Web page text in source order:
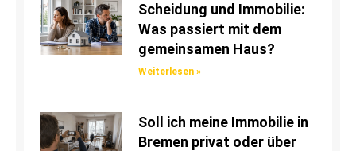
Scheidung und Immobilie:
Was passiert mit dem
gemeinsamen Haus?
Weiterlesen »
Soll ich meine Immobilie in
Bremen privat oder über